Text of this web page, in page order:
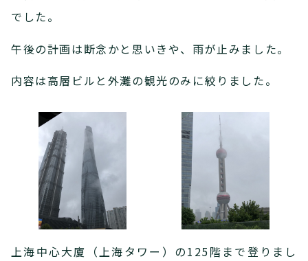
でした。
午後の計画は断念かと思いきや、雨が止みました。
内容は高層ビルと外灘の観光のみに絞りました。
上海中心大廈（上海タワー）の125階まで登りまし